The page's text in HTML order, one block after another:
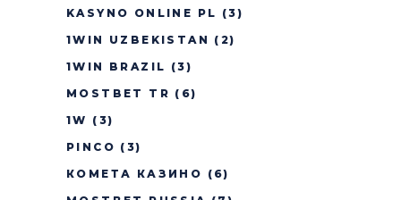
KASYNO ONLINE PL (3)
1WIN UZBEKISTAN (2)
1WIN BRAZIL (3)
MOSTBET TR (6)
1W (3)
PINCO (3)
КОМЕТА КАЗИНО (6)